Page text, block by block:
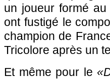
un joueur formé
ont fustigé le
champion de
Tricolore après un
Et même pour le